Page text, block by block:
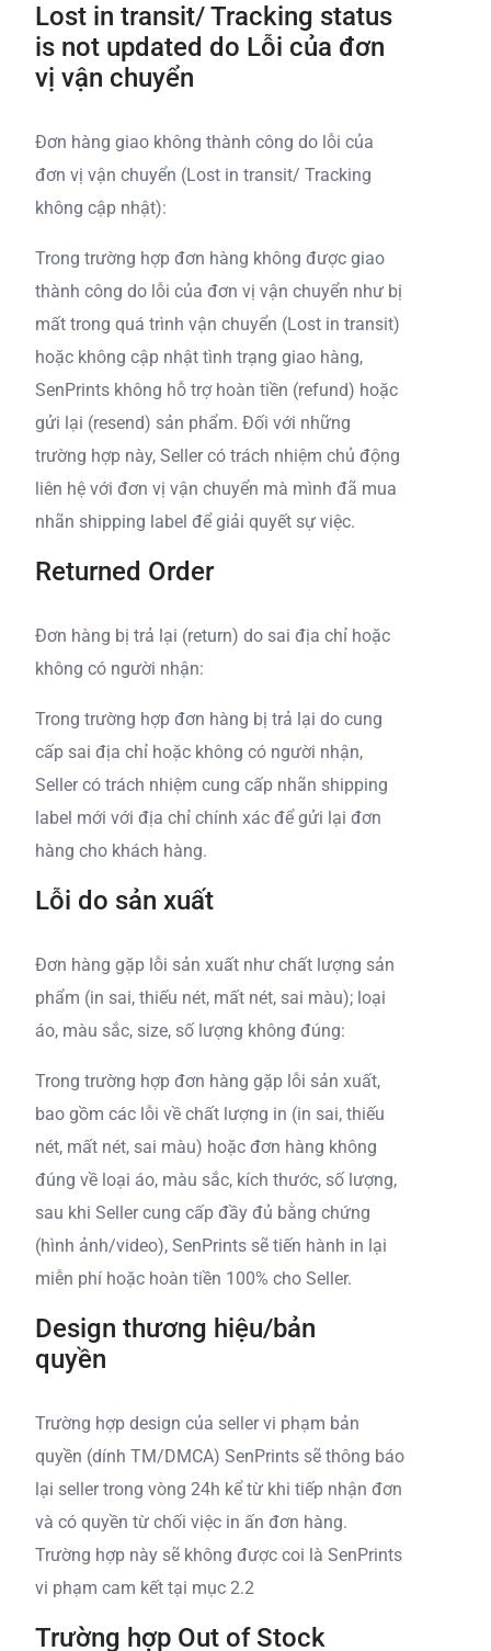
Lost in transit/ Tracking status
is not updated do Lỗi của đơn
vị vận chuyển
Đơn hàng giao không thành công do lỗi của
đơn vị vận chuyển (Lost in transit/ Tracking
không cập nhật):
Trong trường hợp đơn hàng không được giao
thành công do lỗi của đơn vị vận chuyển như bị
mất trong quá trình vận chuyển (Lost in transit)
hoặc không cập nhật tình trạng giao hàng,
SenPrints không hỗ trợ hoàn tiền (refund) hoặc
gửi lại (resend) sản phẩm. Đối với những
trường hợp này, Seller có trách nhiệm chủ động
liên hệ với đơn vị vận chuyển mà mình đã mua
nhãn shipping label để giải quyết sự việc.
Returned Order
Đơn hàng bị trả lại (return) do sai địa chỉ hoặc
không có người nhận:
Trong trường hợp đơn hàng bị trả lại do cung
cấp sai địa chỉ hoặc không có người nhận,
Seller có trách nhiệm cung cấp nhãn shipping
label mới với địa chỉ chính xác để gửi lại đơn
hàng cho khách hàng.
Lỗi do sản xuất
Đơn hàng gặp lỗi sản xuất như chất lượng sản
phẩm (in sai, thiếu nét, mất nét, sai màu); loại
áo, màu sắc, size, số lượng không đúng:
Trong trường hợp đơn hàng gặp lỗi sản xuất,
bao gồm các lỗi về chất lượng in (in sai, thiếu
nét, mất nét, sai màu) hoặc đơn hàng không
đúng về loại áo, màu sắc, kích thước, số lượng,
sau khi Seller cung cấp đầy đủ bằng chứng
(hình ảnh/video), SenPrints sẽ tiến hành in lại
miễn phí hoặc hoàn tiền 100% cho Seller.
Design thương hiệu/bản
quyền
Trường hợp design của seller vi phạm bản
quyền (dính TM/DMCA) SenPrints sẽ thông báo
lại seller trong vòng 24h kể từ khi tiếp nhận đơn
và có quyền từ chối việc in ấn đơn hàng.
Trường hợp này sẽ không được coi là SenPrints
vi phạm cam kết tại mục 2.2
Trường hợp Out of Stock